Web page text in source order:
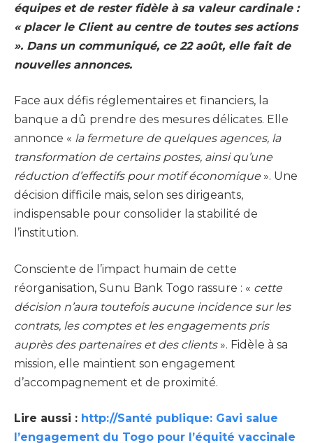
équipes et de rester fidèle à sa valeur cardinale :
« placer le Client au centre de toutes ses actions
». Dans un communiqué, ce 22 août, elle fait de
nouvelles annonces.
Face aux défis réglementaires et financiers, la
banque a dû prendre des mesures délicates. Elle
annonce « la fermeture de quelques agences, la
transformation de certains postes, ainsi qu’une
réduction d’effectifs pour motif économique ». Une
décision difficile mais, selon ses dirigeants,
indispensable pour consolider la stabilité de
l’institution.
Consciente de l’impact humain de cette
réorganisation, Sunu Bank Togo rassure : « cette
décision n’aura toutefois aucune incidence sur les
contrats, les comptes et les engagements pris
auprès des partenaires et des clients». Fidèle à sa
mission, elle maintient son engagement
d’accompagnement et de proximité.
Lire aussi : http://Santé publique: Gavi salue
l’engagement du Togo pour l’équité vaccinale